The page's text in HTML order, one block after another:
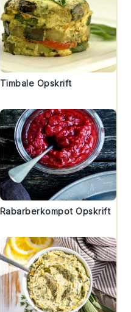
Timbale Opskrift
Rabarberkompot Opskrift